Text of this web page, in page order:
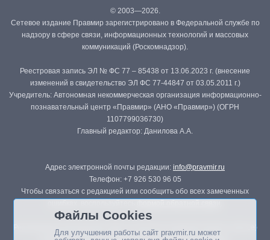
© 2003—2026.
Сетевое издание Правмир зарегистрировано в Федеральной службе по
надзору в сфере связи, информационных технологий и массовых
коммуникаций (Роскомнадзор).
Реестровая запись ЭЛ № ФС 77 – 85438 от 13.06.2023 г. (внесение
изменений в свидетельство ЭЛ ФС 77-44847 от 03.05.2011 г.)
Учредитель: Автономная некоммерческая организация информационно-
познавательный центр «Правмир» (АНО «Правмир») (ОГРН
1107799036730)
Главный редактор: Данилова А.А.
Адрес электронной почты редакции: info@pravmir.ru
Телефон: +7 926 530 96 05
Чтобы связаться с редакцией или сообщить обо всех замеченных
Републикация материалов сайта в печатных изданиях (книгах, прессе)
Файлы Cookies
Для улучшения работы сайт pravmir.ru может